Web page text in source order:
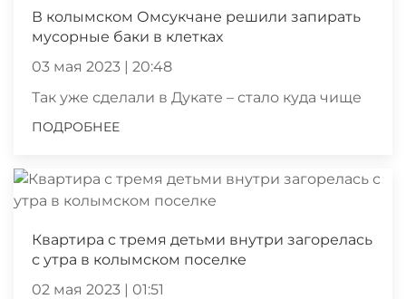
В колымском Омсукчане решили запирать
мусорные баки в клетках
03 мая 2023 | 20:48
Так уже сделали в Дукате – стало куда чище
ПОДРОБНЕЕ
Квартира с тремя детьми внутри загорелась
с утра в колымском поселке
02 мая 2023 | 01:51